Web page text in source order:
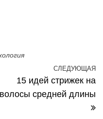
СЛЕДУЮЩАЯ
15 идей стрижек на
волосы средней длины